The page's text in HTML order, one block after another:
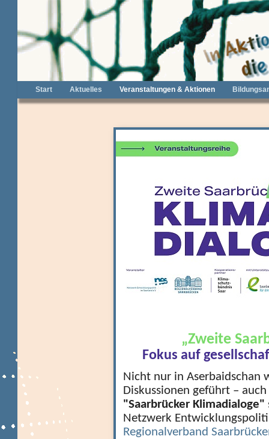
Start Aktuelles Veranstaltungen & Aktionen
„Zweite
Fokus auf
Nicht nur in Aserbaidschan
Diskussionen geführt –
"Saarbrücker Klimadialoge"
Netzwerk
Regionalverband